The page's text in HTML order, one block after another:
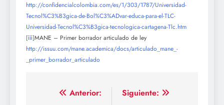
http://confidencialcolombia.com/es/1/303/1787/Universidad-
Tecnol%C3%B3gica-de-Bol%C3%ADvar-educa-para-el-TLC-
Universidad-Tecnol%C3%B3gica-tecnologica-cartagena-Tlc.htm
[iii] MANE – Primer borrador articulado de ley
http://issuu.com/mane.academica/docs/articulado_mane_-
_primer_borrador_articulado
Navegación
Anterior:
Siguiente: